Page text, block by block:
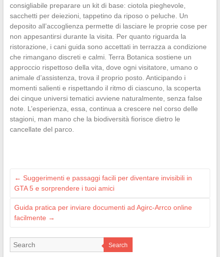
consigliabile preparare un kit di base: ciotola pieghevole,
sacchetti per deiezioni, tappetino da riposo o peluche. Un
deposito all’accoglienza permette di lasciare le proprie cose per
non appesantirsi durante la visita. Per quanto riguarda la
ristorazione, i cani guida sono accettati in terrazza a condizione
che rimangano discreti e calmi. Terra Botanica sostiene un
approccio rispettoso della vita, dove ogni visitatore, umano o
animale d’assistenza, trova il proprio posto. Anticipando i
momenti salienti e rispettando il ritmo di ciascuno, la scoperta
dei cinque universi tematici avviene naturalmente, senza false
note. L’esperienza, essa, continua a crescere nel corso delle
stagioni, man mano che la biodiversità fiorisce dietro le
cancellate del parco.
← Suggerimenti e passaggi facili per diventare invisibili in
GTA 5 e sorprendere i tuoi amici
Guida pratica per inviare documenti ad Agirc-Arrco online
facilmente →
Search